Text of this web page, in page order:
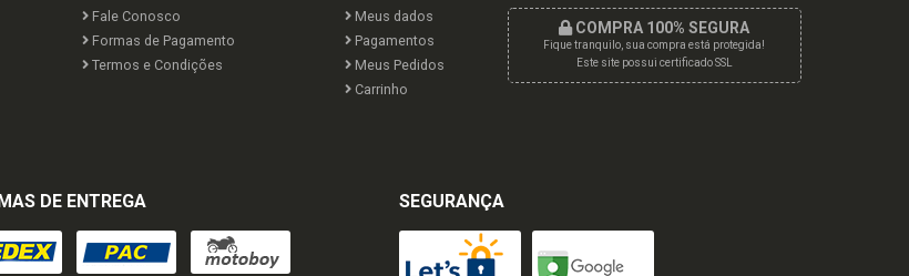
Fale Conosco
Formas de Pagamento
Termos e Condições
Meus dados
Pagamentos
Meus Pedidos
Carrinho
COMPRA 100% SEGURA
Fique tranquilo, sua compra está protegida!
Este site possui certificado SSL
DE ENTREGA SEGURANÇA